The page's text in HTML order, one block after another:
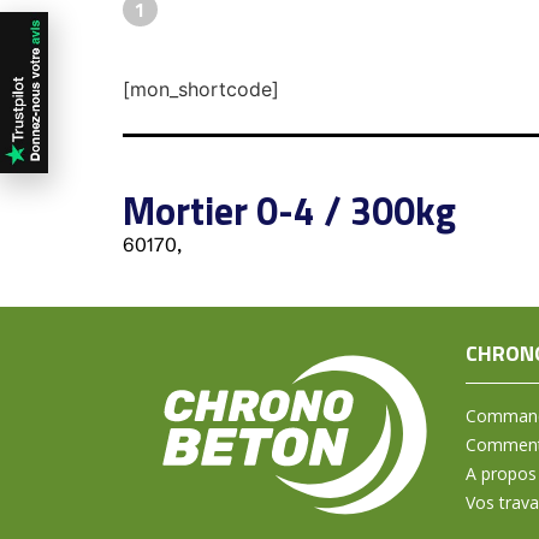
1
[mon_shortcode]
Mortier 0-4 / 300kg
60170,
A propos
Vos